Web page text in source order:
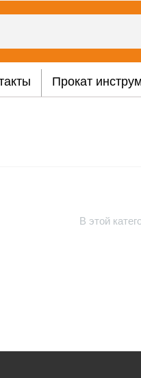
Прокат
В этой